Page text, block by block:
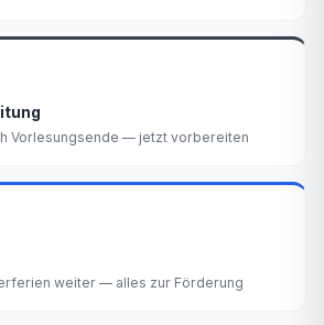
Vorlesungsende — jetzt vorbereiten
weiter — alles zur Förderung